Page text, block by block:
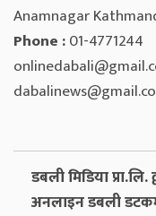
Anamnagar
Phone :01-4771244
डबली मिडिया प्रा.लि.
अनलाइन डबली